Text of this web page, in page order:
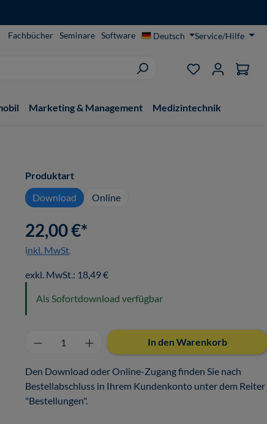
Fachbücher Seminare Software Deutsch Service/Hilfe
Du hast 0
Marketing & Management Medizintechnik
Produktartauswählen
Download
Online
22,00 €*
inkl. MwSt.
exkl. MwSt.: 18,49 €
Als Sofortdownload verfügbar
Produkt Anzahl: Gib denIn den Warenkorb
Den Download oder Online-Zugang finden Sie nach
Bestellabschluss in Ihrem Kundenkonto unter dem Reiter
"Bestellungen".